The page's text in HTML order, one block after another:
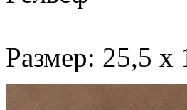
Размер: 25,5 х